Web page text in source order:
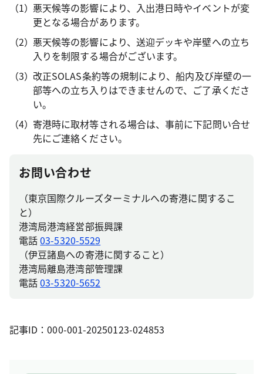
悪天候等の影響により、入出港日時やイベントが変
更となる場合があります。
悪天候等の影響により、送迎デッキや岸壁への立ち
入りを制限する場合がございます。
改正SOLAS条約等の規制により、船内及び岸壁の一
部等への立ち入りはできませんので、ご了承くださ
い。
寄港時に取材等される場合は、事前に下記問い合せ
先にご連絡ください。
お問い合わせ
（東京国際クルーズターミナルへの寄港に関するこ
と）
港湾局港湾経営部振興課
電話03-5320-5529
（伊豆諸島への寄港に関すること）
港湾局離島港湾部管理課
電話03-5320-5652
記事ID：000-001-20250123-024853